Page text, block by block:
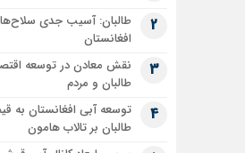
2
طالبان: آسیب جدی
افغانستان
3
نقش معادن در توسعه
طالبان و مردم
4
توسعه آبی افغانستان به
طالبان بر تالاب هامون